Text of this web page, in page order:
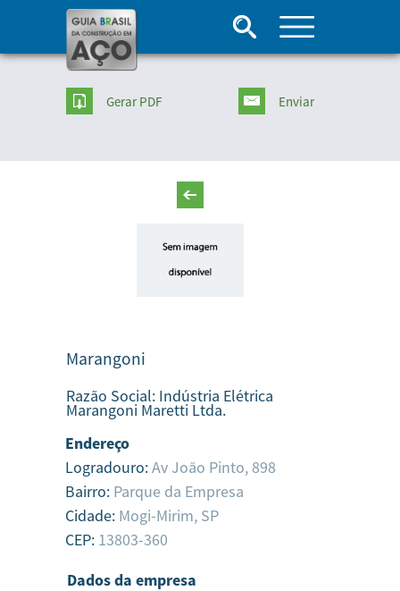
Gerar PDF Enviar
Marangoni
Razão Social: Indústria Elétrica
Marangoni Maretti Ltda.
Endereço
Logradouro:Av João Pinto, 898
Bairro: Parque da Empresa
Cidade: Mogi-Mirim, SP
CEP: 13803-360
Dados da empresa